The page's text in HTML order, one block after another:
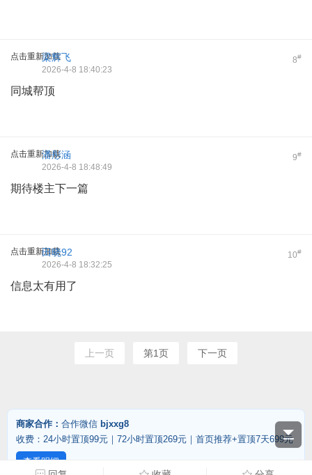
点击重新加载 8#
梁辉飞
2026-4-8 18:40:23
同城帮顶
点击重新加载 9#
潘彤涵
2026-4-8 18:48:49
期待楼主下一篇
点击重新加载 10#
田晓92
2026-4-8 18:32:25
信息太有用了
上一页 第1页 下一页
商家合作： 合作微信 bjxxg8
收费：24小时置顶99元｜72小时置顶269元｜首页推荐+置顶7天699元
查看明细